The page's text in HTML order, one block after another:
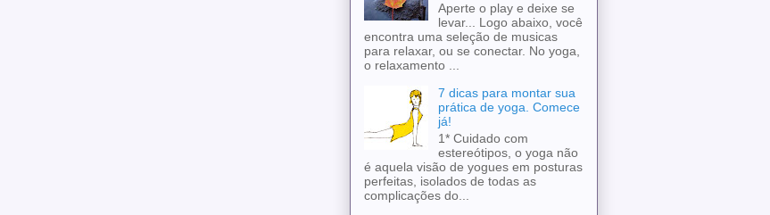
Aperte o play e deixe se
levar... Logo abaixo, você
encontra uma seleção de musicas
para relaxar, ou se conectar. No yoga,
o relaxamento ...
7 dicas para montar sua
prática de yoga. Comece
já!
1* Cuidado com
estereótipos, o yoga não
é aquela visão de yogues em posturas
perfeitas, isolados de todas as
complicações do...